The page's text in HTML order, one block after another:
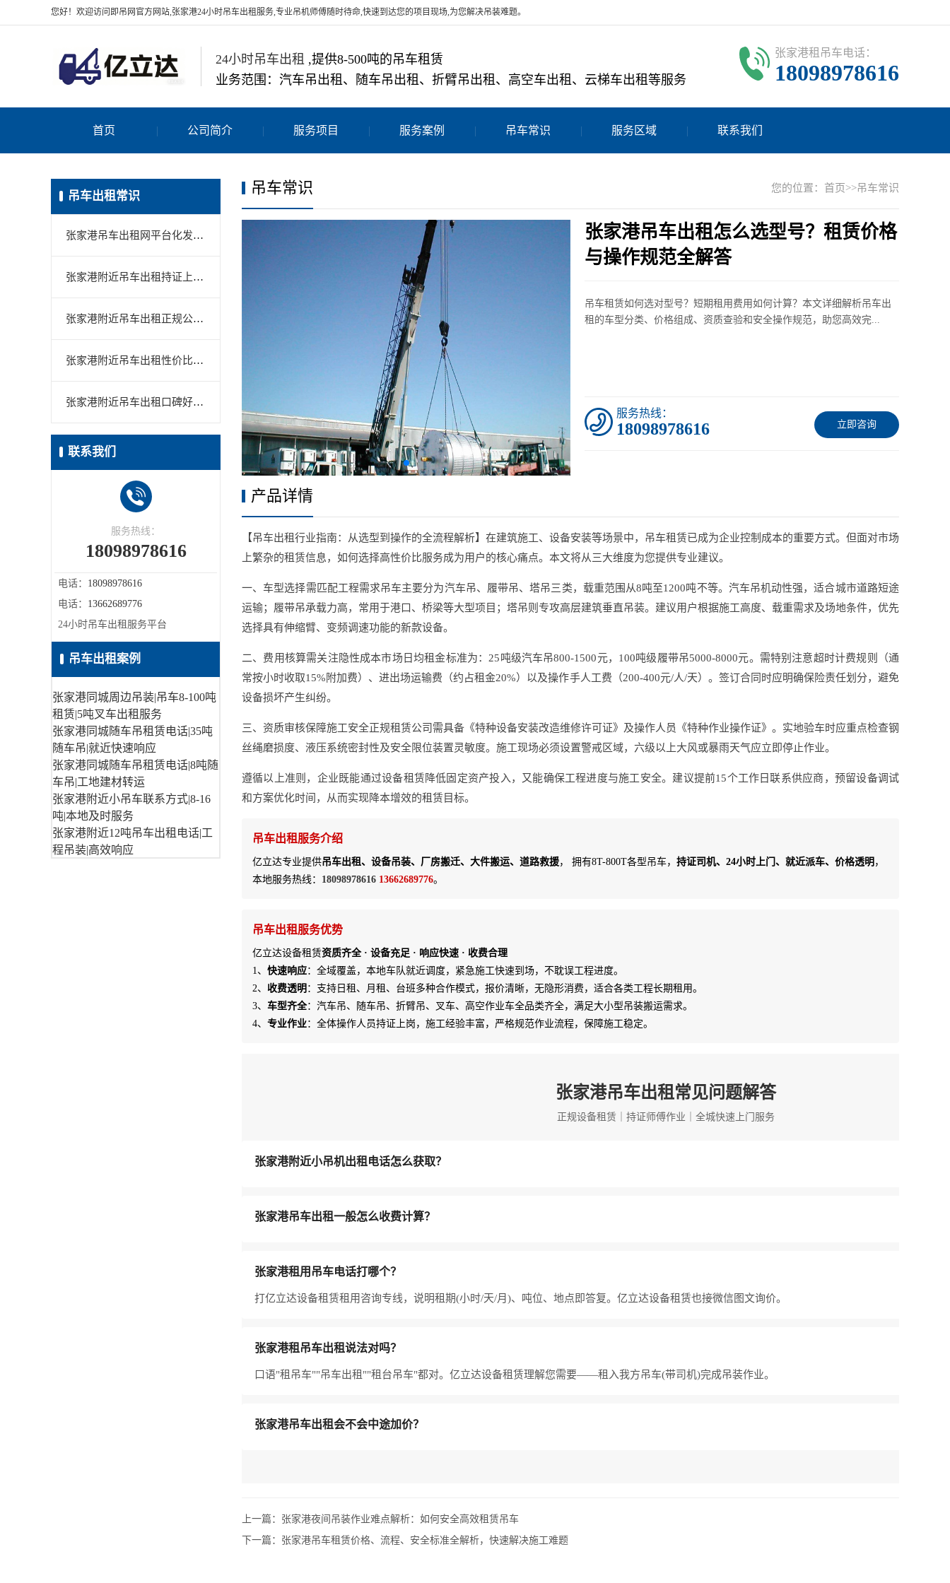
您好！欢迎访问即吊网官方网站,张家港24小时吊车出租服务,专业吊机师傅随时待命,快速到达您的项目现场,为您解决吊装难题。
24小时吊车出租 ,提供8-500吨的吊车租赁
业务范围：汽车吊出租、随车吊出租、折臂吊出租、高空车出租、云梯车出租等服务
张家港租吊车电话：
18098978616
首页 公司简介 服务项目 服务案例 吊车常识 服务区域 联系我们
吊车出租常识
张家港吊车出租网平台化发展，一站式解决工程设备搬运需求
张家港附近吊车出租持证上岗怎么核验？Q2操作证+设备登记+安监进场清单
张家港附近吊车出租正规公司怎么筛？资质核验清单+2026防黑车避坑指南
张家港附近吊车出租性价比高怎么选？别只看台班价，先算清"5项真实单
张家港附近吊车出租口碑好的怎么挑？转介绍信号、评价读法与2026比价清单
联系我们
服务热线：
18098978616
电话： 18098978616
电话： 13662689776
24小时吊车出租服务平台
吊车出租案例
张家港同城周边吊装|吊车8-100吨
租赁|5吨叉车出租服务
张家港同城随车吊租赁电话|35吨
随车吊|就近快速响应
张家港同城随车吊租赁电话|8吨随
车吊|工地建材转运
张家港附近小吊车联系方式|8-16
吨|本地及时服务
张家港附近12吨吊车出租电话|工
程吊装|高效响应
您的位置： 首页>>吊车常识
吊车常识
张家港吊车出租怎么选型号？租赁价格
与操作规范全解答
吊车租赁如何选对型号？短期租用费用如何计算？本文详细解析吊车出
租的车型分类、价格组成、资质查验和安全操作规范，助您高效完...
立即咨询
服务热线：
18098978616
产品详情
【吊车出租行业指南：从选型到操作的全流程解析】在建筑施工、设备安装等场景中，吊车租赁已成为企业控制成本的重要方式。但面对市场
上繁杂的租赁信息，如何选择高性价比服务成为用户的核心痛点。本文将从三大维度为您提供专业建议。
一、车型选择需匹配工程需求吊车主要分为汽车吊、履带吊、塔吊三类，载重范围从8吨至1200吨不等。汽车吊机动性强，适合城市道路短途
运输；履带吊承载力高，常用于港口、桥梁等大型项目；塔吊则专攻高层建筑垂直吊装。建议用户根据施工高度、载重需求及场地条件，优先
选择具有伸缩臂、变频调速功能的新款设备。
二、费用核算需关注隐性成本市场日均租金标准为：25吨级汽车吊800-1500元，100吨级履带吊5000-8000元。需特别注意超时计费规则（通
常按小时收取15%附加费）、进出场运输费（约占租金20%）以及操作手人工费（200-400元/人/天）。签订合同时应明确保险责任划分，避免
设备损坏产生纠纷。
三、资质审核保障施工安全正规租赁公司需具备《特种设备安装改造维修许可证》及操作人员《特种作业操作证》。实地验车时应重点检查钢
丝绳磨损度、液压系统密封性及安全限位装置灵敏度。施工现场必须设置警戒区域，六级以上大风或暴雨天气应立即停止作业。
遵循以上准则，企业既能通过设备租赁降低固定资产投入，又能确保工程进度与施工安全。建议提前15个工作日联系供应商，预留设备调试
和方案优化时间，从而实现降本增效的租赁目标。
吊车出租服务介绍
亿立达专业提供吊车出租、设备吊装、厂房搬迁、大件搬运、道路救援， 拥有8T-800T各型吊车， 持证司机、24小时上门、就近派车、价格透明 ，
本地服务热线： 18098978616 13662689776。
吊车出租服务优势
亿立达设备租赁资质齐全 · 设备充足 · 响应快速 · 收费合理
1、 快速响应：全域覆盖，本地车队就近调度，紧急施工快速到场，不耽误工程进度。
2、 收费透明 ：支持日租、月租、台班多种合作模式，报价清晰，无隐形消费，适合各类工程长期租用。
3、 车型齐全：汽车吊、随车吊、折臂吊、叉车、高空作业车全品类齐全，满足大小型吊装搬运需求。
4、 专业作业：全体操作人员持证上岗，施工经验丰富，严格规范作业流程，保障施工稳定。
张家港吊车出租常见问题解答
正规设备租赁｜持证师傅作业｜全城快速上门服务
张家港附近小吊机出租电话怎么获取？
张家港吊车出租一般怎么收费计算？
张家港租用吊车电话打哪个？
打亿立达设备租赁租用咨询专线，说明租期(小时/天/月)、吨位、地点即答复。亿立达设备租赁也接微信图文询价。
张家港租吊车出租说法对吗？
口语"租吊车""吊车出租""租台吊车"都对。亿立达设备租赁理解您需要——租入我方吊车(带司机)完成吊装作业。
张家港吊车出租会不会中途加价？
上一篇： 张家港夜间吊装作业难点解析：如何安全高效租赁吊车
下一篇： 张家港吊车租赁价格、流程、安全标准全解析，快速解决施工难题